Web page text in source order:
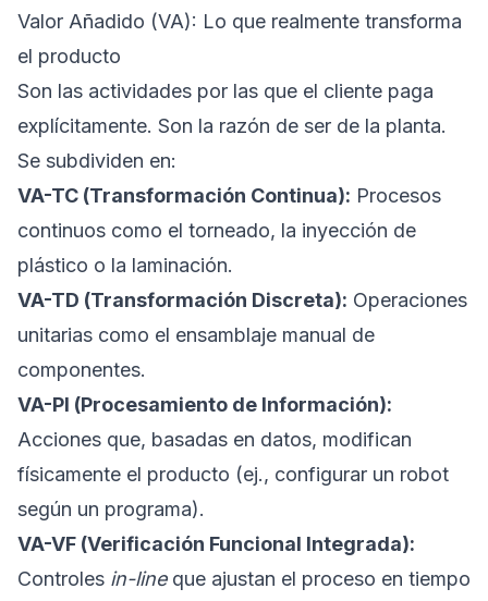
Valor Añadido (VA): Lo que realmente transforma
el producto
Son las actividades por las que el cliente paga
explícitamente. Son la razón de ser de la planta.
Se subdividen en:
VA-TC (Transformación Continua): Procesos
continuos como el torneado, la inyección de
plástico o la laminación.
VA-TD (Transformación Discreta): Operaciones
unitarias como el ensamblaje manual de
componentes.
VA-PI (Procesamiento de Información):
Acciones que, basadas en datos, modifican
físicamente el producto (ej., configurar un robot
según un programa).
VA-VF (Verificación Funcional Integrada):
Controles in-lineque ajustan el proceso en tiempo